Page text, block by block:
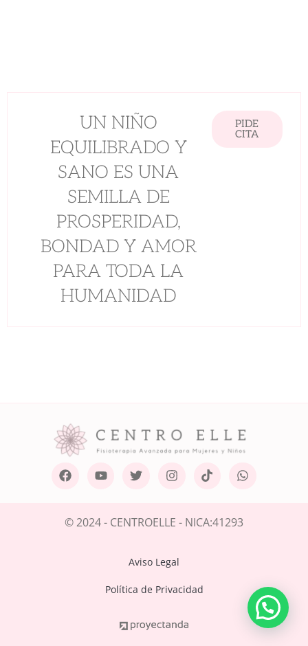
UN NIÑO
EQUILIBRADO Y
SANO ES UNA
SEMILLA DE
PROSPERIDAD,
BONDAD Y AMOR
PARA TODA LA
HUMANIDAD
PIDE
CITA
© 2024 - CENTROELLE - NICA:41293
Aviso Legal
Política de Privacidad